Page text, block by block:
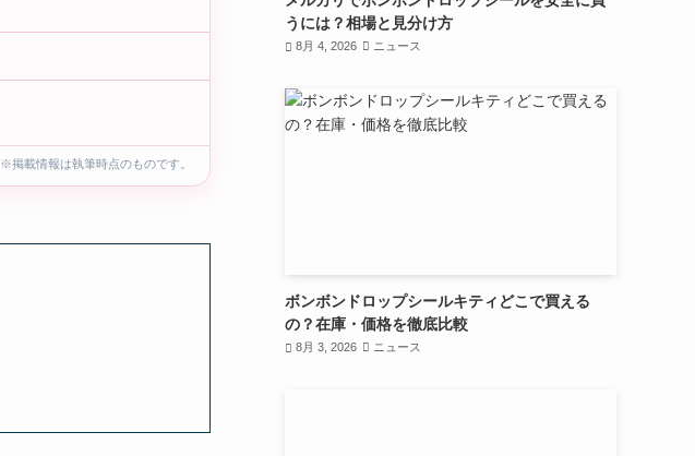
※掲載情報は執筆時点のものです。
うには？相場と見分け方
8月 4, 2026 ニュース
ボンボンドロップシールキティどこで買える
の？在庫・価格を徹底比較
8月 3, 2026 ニュース